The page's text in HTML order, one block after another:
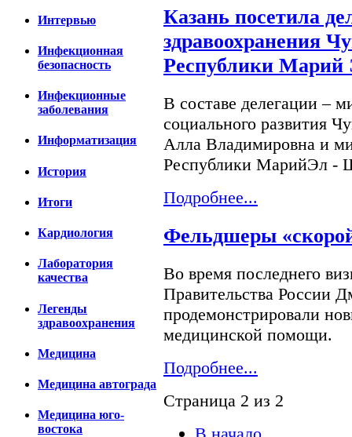
Интервью
Инфекционная
безопасность
Инфекционные
заболевания
Информатизация
История
Итоги
Кардиология
Лаборатория
качества
Легенды
здравоохранения
Медицина
Медицина автограда
Медицина юго-
востока
Казань посетила
здравоохранения
Республики Марий
В составе делегации –
социального развития
Алла Владимировна и
Республики МарийЭл -
Подробнее...
Фельдшеры
Во время последнего
Правительства России
продемонстрировали
медицинской помощи.
Подробнее...
Страница 2 из 2